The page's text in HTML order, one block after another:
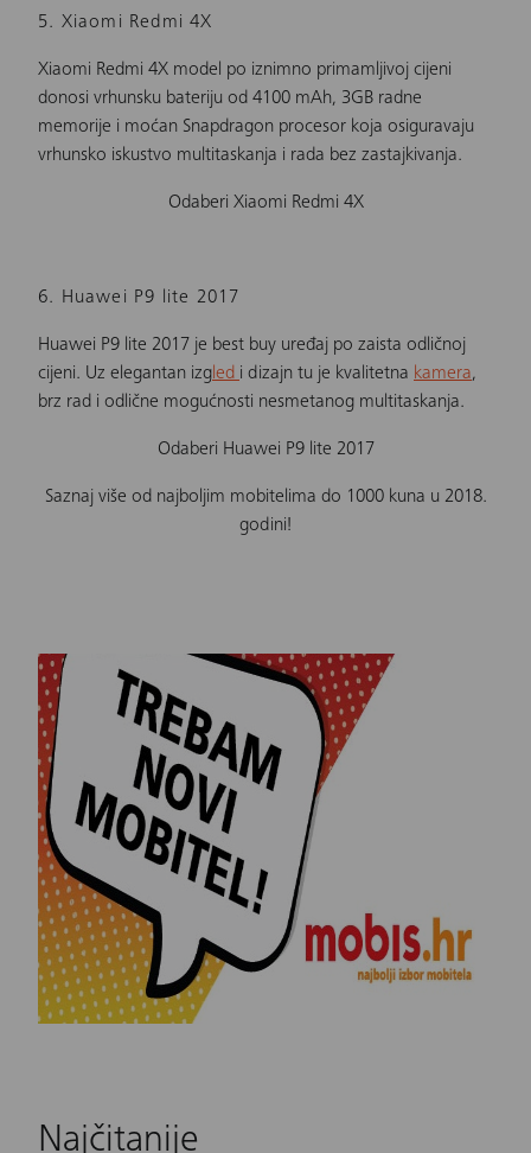
5. Xiaomi Redmi 4X
Xiaomi Redmi 4X model po iznimno primamljivoj cijeni
donosi vrhunsku bateriju od 4100 mAh, 3GB radne
memorije i moćan Snapdragon procesor koja osiguravaju
vrhunsko iskustvo multitaskanja i rada bez zastajkivanja.
Odaberi Xiaomi Redmi 4X
6. Huawei P9 lite 2017
Huawei P9 lite 2017 je best buy uređaj po zaista odličnoj
cijeni. Uz elegantan izgled i dizajn tu je kvalitetna kamera,
brz rad i odlične mogućnosti nesmetanog multitaskanja.
Odaberi Huawei P9 lite 2017
Saznaj više od najboljim mobitelima do 1000 kuna u 2018.
godini!
Najčitanije